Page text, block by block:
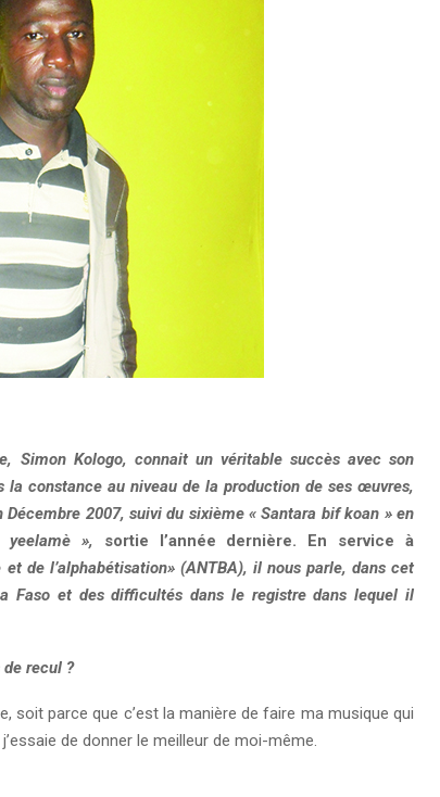
Simon Kologo, connait un véritable succès avec son
la constance au niveau de la production de ses œuvres,
2007, suivi du sixième « Santara bif koan » en
yeelamè », sortie l’année dernière. En service à
de l’alphabétisation» (ANTBA), il nous parle, dans cet
Faso et des difficultés dans le registre dans lequel il
recul ?
soit parce que c’est la manière de faire ma musique qui
de donner le meilleur de moi-même.